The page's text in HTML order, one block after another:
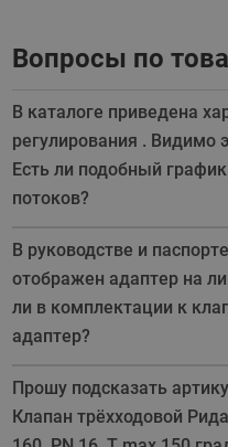
Вопросы по
В каталоге приведена
регулирования . Видимо
Есть ли подобный
потоков?
В руководстве и
отображен адаптер на
ли в комплектации к
адаптер?
Прошу подсказать
Клапан трёхходовой